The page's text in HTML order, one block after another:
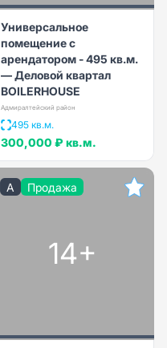
Универсальное
помещение с
арендатором - 495 кв.м.
— Деловой квартал
BOILERHOUSE
Адмиралтейский район
495 кв.м.
300,000 ₽ кв.м.
A Продажа
14+